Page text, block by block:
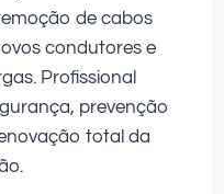
de cabos
condutores e
Profissional
prevenção
total da